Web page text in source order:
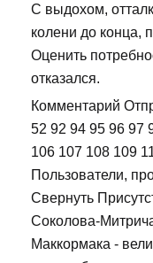
С выдохом,
колени до конца,
Оценить
отказался.
Комментарий
52 92 94 95 96 97
106 107 108 109
Пользователи,
Свернуть
Соколова-
Маккормака -